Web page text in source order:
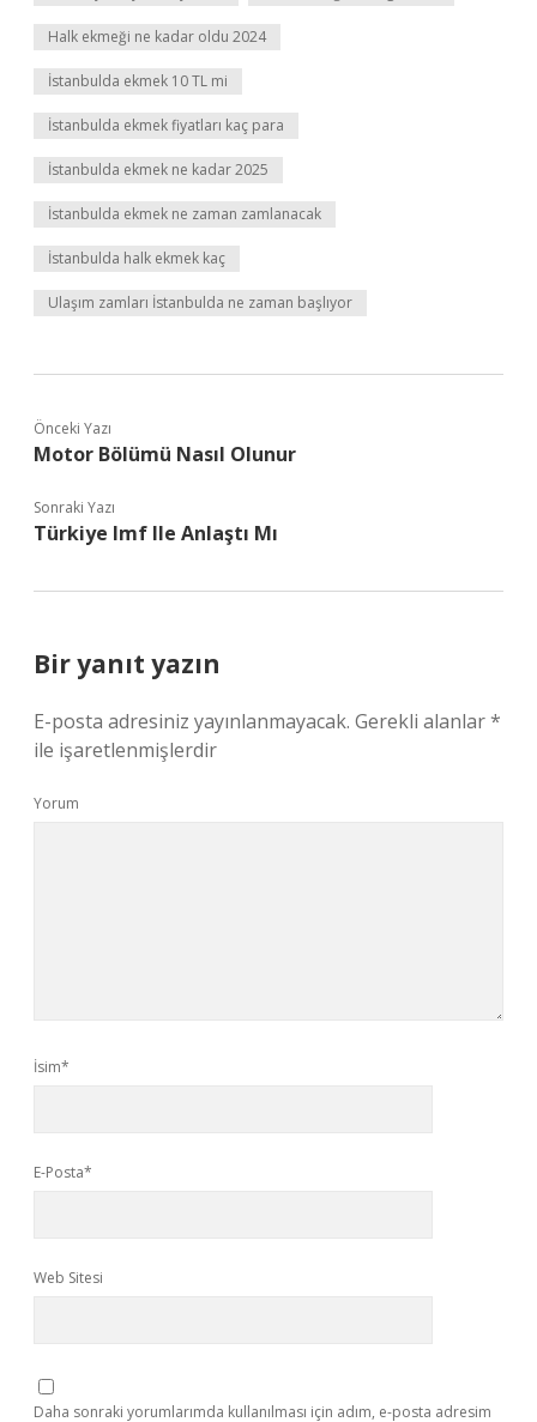
Halk ekmeği ne kadar oldu 2024
İstanbulda ekmek 10 TL mi
İstanbulda ekmek fiyatları kaç para
İstanbulda ekmek ne kadar 2025
İstanbulda ekmek ne zaman zamlanacak
İstanbulda halk ekmek kaç
Ulaşım zamları İstanbulda ne zaman başlıyor
Önceki Yazı
Motor Bölümü Nasıl Olunur
Sonraki Yazı
Türkiye Imf Ile Anlaştı Mı
Bir yanıt yazın
E-posta adresiniz yayınlanmayacak. Gerekli alanlar*
ile işaretlenmişlerdir
Yorum
İsim*
E-Posta*
Web Sitesi
Daha sonraki yorumlarımda kullanılması için adım, e-posta adresim